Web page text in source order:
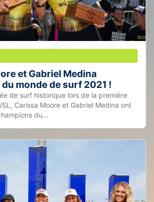
et Gabriel Medina
monde de surf 2021 !
de surf historique lors de la première
Carissa Moore et Gabriel Medina ont
du...